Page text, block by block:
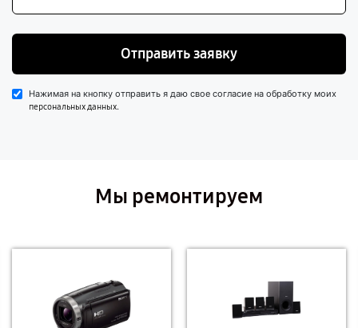
Отправить заявку
Нажимая на кнопку отправить я даю свое согласие на обработку моих
персональных данных.
Мы ремонтируем